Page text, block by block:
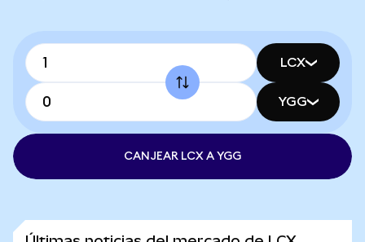
LCX
YGG
CANJEAR LCX A YGG